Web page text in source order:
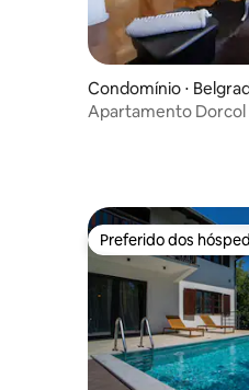
Condomínio ⋅
Apartamento Dorcol
Preferido dos
Preferido dos